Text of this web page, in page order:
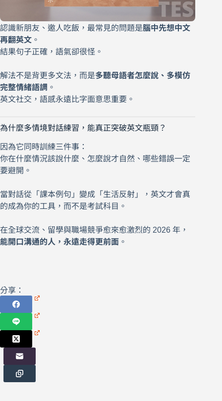
認識新朋友、邀人吃飯，最常見的問題是
結果句子正確，語氣卻很怪。
解法不是背更多文法，而是多聽母語者怎麼說、多模仿
英文社交，語感永遠比字面意思重要。
為什麼多情境對話練習，能真正突破英文瓶頸？
因為它同時訓練三件事：
要避開。
的成為你的工具，而不是考試科目。
分享：